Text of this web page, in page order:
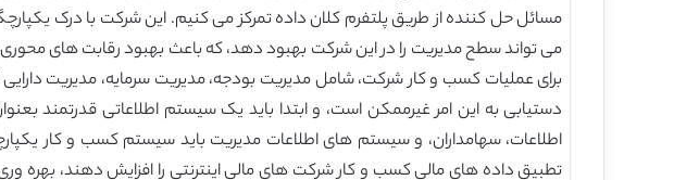
مسائل حل کننده از طریق پلتفرم کلان داده تمرکز می کنیم. این شرکت با درک
می تواند سطح مدیریت را در این شرکت بهبود دهد، که باعث بهبود رقابت های
برای عملیات کسب و کار شرکت، شامل مدیریت بودجه، مدیریت سرمایه، مدیریت
دستیابی به این امر غیرممکن است، و ابتدا باید یک سیستم اطلاعاتی قدرتمند
اطلاعات، سهامداران، و سیستم های اطلاعات مدیریت باید سیستم کسب و کار
تطبیق داده های مالی کسب و کار شرکت های مالی اینترنتی را افزایش دهند، بهره